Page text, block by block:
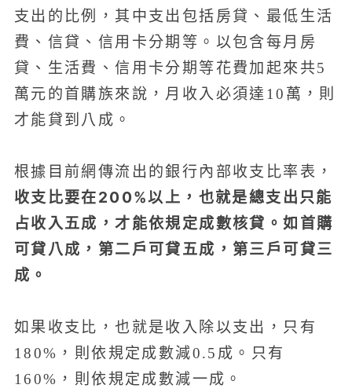
支出的比例，其中支出包括房貸、最低生活
費、信貸、信用卡分期等。以包含每月房
貸、生活費、信用卡分期等花費加起來共5
萬元的首購族來說，月收入必須達10萬，則
才能貸到八成。
根據目前網傳流出的銀行內部收支比率表，
收支比要在200%以上，也就是總支出只能
占收入五成，才能依規定成數核貸。如首購
可貸八成，第二戶可貸五成，第三戶可貸三
成。
如果收支比，也就是收入除以支出，只有
180%，則依規定成數減0.5成。只有
160%，則依規定成數減一成。